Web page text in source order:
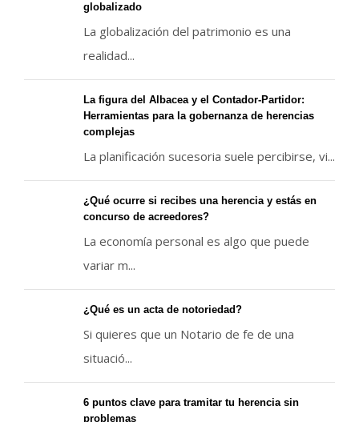
globalizado
La globalización del patrimonio es una
realidad...
La figura del Albacea y el Contador-Partidor:
Herramientas para la gobernanza de herencias
complejas
La planificación sucesoria suele percibirse, vi...
¿Qué ocurre si recibes una herencia y estás en
concurso de acreedores?
La economía personal es algo que puede
variar m...
¿Qué es un acta de notoriedad?
Si quieres que un Notario de fe de una
situació...
6 puntos clave para tramitar tu herencia sin
problemas